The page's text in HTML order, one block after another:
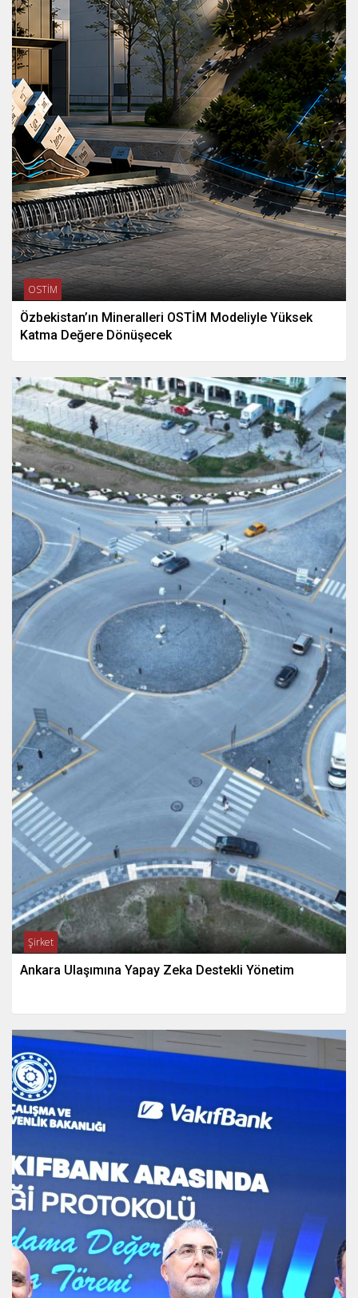
OSTİM
Özbekistan’ın Mineralleri OSTİM Modeliyle Yüksek
Katma Değere Dönüşecek
Şirket
Ankara Ulaşımına Yapay Zeka Destekli Yönetim